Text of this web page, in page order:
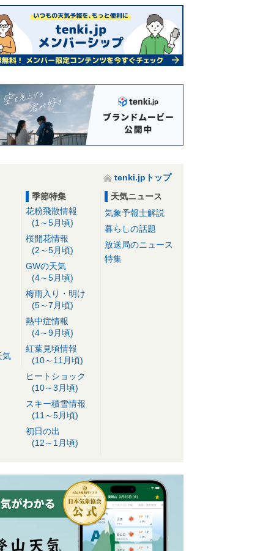
tenki.jpトップ
気
季節特集
花粉飛散情報
(1～5月頃)
桜開花情報
(2～5月頃)
GWの天気
(4～5月頃)
梅雨入り・明け
(5～7月頃)
熱中症情報
(4～9月頃)
紅葉見頃情報
(10～11月頃)
ヒートショック
(10～3月頃)
スキー積雪情報
(11～5月頃)
初日の出
(12～1月頃)
天気ニュース
気象予報士解説
暮らしの話題
放送局のニュース
特集